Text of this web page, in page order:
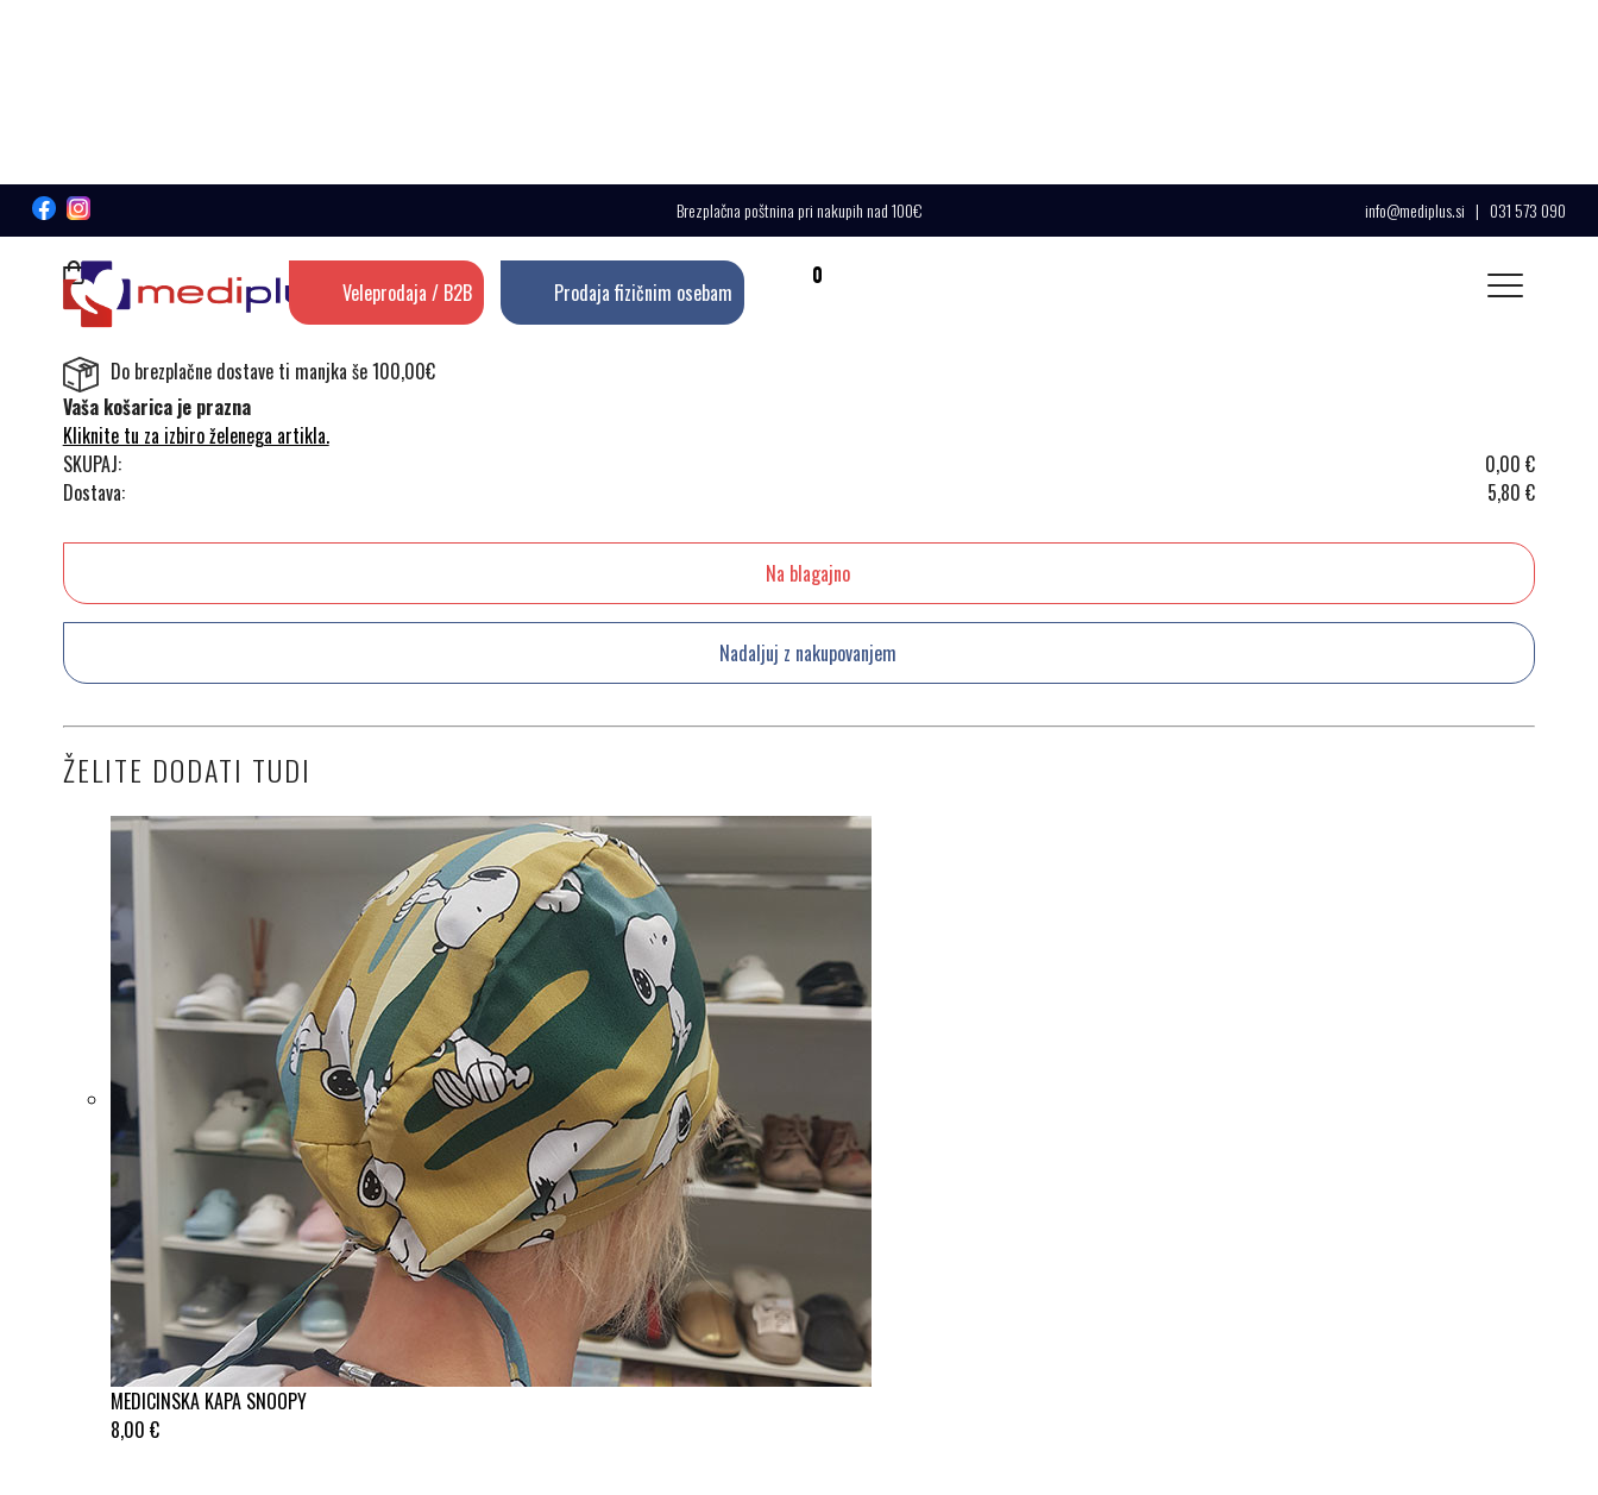
Brezplačna poštnina pri nakupih nad 100€ info@mediplus.si | 031 573 090
Veleprodaja / B2B Prodaja fizičnim osebam
0
Do brezplačne dostave ti manjka še 100,00€
Vaša košarica je prazna
Kliknite tu za izbiro želenega artikla.
SKUPAJ:
0,00 €
Dostava:
5,80 €
Na blagajno
Nadaljuj z nakupovanjem
ŽELITE DODATI TUDI
MEDICINSKA KAPA SNOOPY
8,00 €